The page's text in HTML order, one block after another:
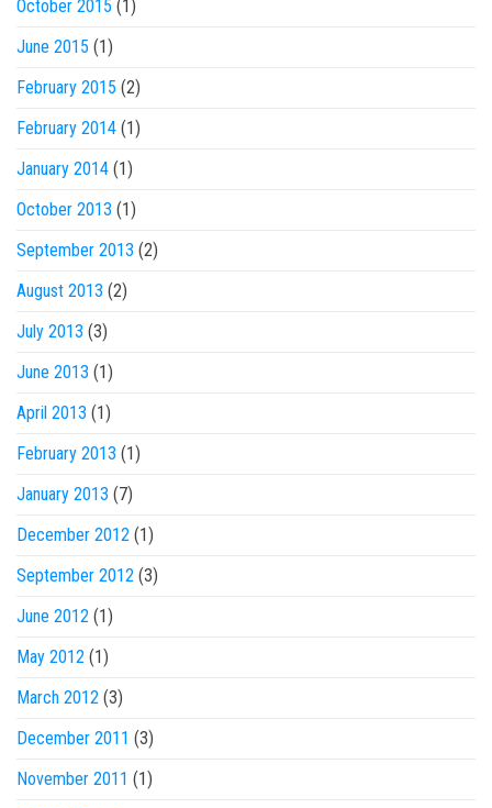
October 2015 (1)
June 2015 (1)
February 2015 (2)
February 2014 (1)
January 2014 (1)
October 2013 (1)
September 2013 (2)
August 2013 (2)
July 2013 (3)
June 2013 (1)
April 2013 (1)
February 2013 (1)
January 2013 (7)
December 2012 (1)
September 2012 (3)
June 2012 (1)
May 2012 (1)
March 2012 (3)
December 2011 (3)
November 2011 (1)